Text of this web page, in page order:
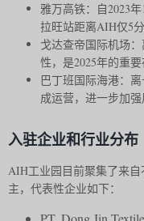
雅万高铁：自2023
拉旺站距离AIH仅5分
戈达查帝国际机场
性，是2025年的重要
巴丁班国际海港：
成运营，进一步加强
入驻企业和行业分布
AIH工业园目前聚集了来
主，代表性企业如下：